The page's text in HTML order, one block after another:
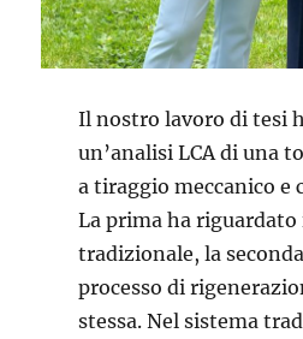
Il nostro lavoro di tesi
un’analisi LCA di una
a tiraggio meccanico e
La prima ha
tradizionale, la
processo di
stessa. Nel sistema